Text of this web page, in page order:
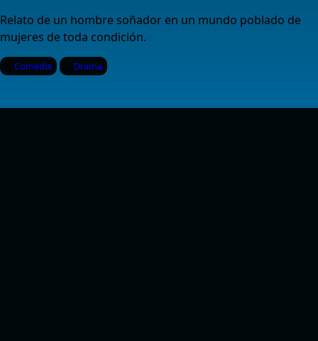
Relato de un hombre soñador en un mundo poblado de
mujeres de toda condición.
Comedia Drama